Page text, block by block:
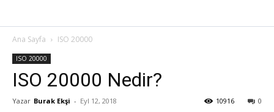
Ana Sayfa ISO 20000
ISO 20000
ISO 20000 Nedir?
Yazar Burak Ekşi - Eyl 12, 2018 0
10916